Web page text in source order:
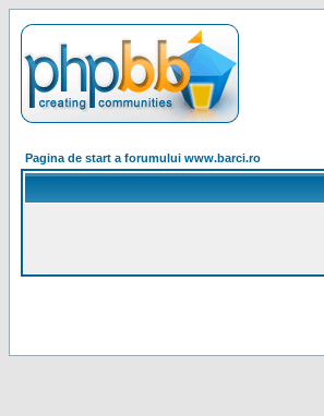
Pagina de start a forumului www.barci.ro